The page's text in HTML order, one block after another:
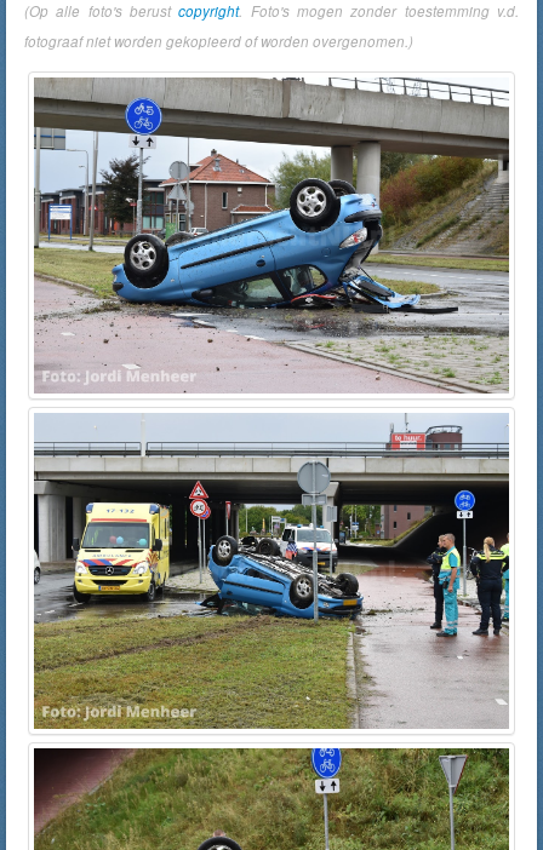
(Op alle foto's berustcopyright. Foto's mogen zonder toestemming v.d.
fotograaf niet worden gekopieerd of worden overgenomen.)